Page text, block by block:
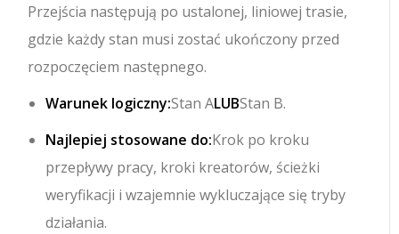
Przejścia następują po ustalonej, liniowej trasie,
gdzie każdy stan musi zostać ukończony przed
rozpoczęciem następnego.
Warunek logiczny:Stan ALUBStan B.
Najlepiej stosowane do:Krok po kroku
przepływy pracy, kroki kreatorów, ścieżki
weryfikacji i wzajemnie wykluczające się tryby
działania.